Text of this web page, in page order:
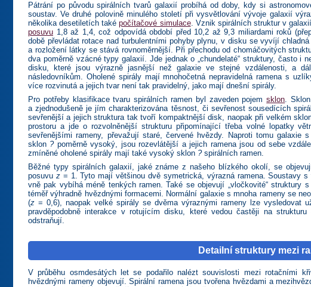
Pátrání po původu spirálních tvarů galaxií probíhá od doby, kdy si
soustav. Ve druhé polovině minulého století při vysvětlování vývoje galaxií
několika desetiletích taképočítačové simulace. Vznik spirálních struktur v
posuvu 1,8 až 1,4, což odpovídá období před 10,2 až 9,3 miliardami roků
době převládat rotace nad turbulentními pohyby plynu, v disku se vyvíjí
a rozložení látky se stává rovnoměrnější. Při přechodu od chomáčovitých
dva poměrně vzácné typy galaxií. Jde jednak o „chundelaté“ struktury, často i
disku, které jsou výrazně jasnější než galaxie ve stejné vzdálenosti, a
následovníkům. Oholené spirály mají mnohočetná nepravidelná ramena s
více rozvinutá a jejich tvar není tak pravidelný, jako mají dnešní spirály.
Pro potřeby klasifikace tvaru spirálních ramen byl zaveden pojemsklon. Sklon
a zjednodušeně je jím charakterizována těsnost, či sevřenost sousedících
sevřenější a jejich struktura tak tvoří kompaktnější disk, naopak při velkém
prostoru a jde o rozvolněnější strukturu připomínající třeba volné lopatky
sevřenějšími rameny, převažují staré, červené hvězdy. Naproti tomu galaxie
sklon ?poměrně vysoký, jsou rozevlátější a jejich ramena jsou od sebe
zmíněné oholené spirály mají také vysoký sklon ?spirálních ramen.
Běžné typy spirálních galaxií, jaké známe z našeho blízkého okolí, se
posuvu z= 1. Tyto mají většinou dvě symetrická, výrazná ramena. Soustavy
vně pak vybíhá méně tenkých ramen. Také se objevují „vločkovité“ struktury
téměř výhradně hvězdnými formacemi. Normální galaxie s mnoha rameny se
(z = 0,6), naopak velké spirály se dvěma výraznými rameny lze vysledovat
pravděpodobně interakce v rotujícím disku, které vedou častěji na
odstraňují.
Detailní struktury mezi
V průběhu osmdesátých let se podařilo nalézt souvislosti mezi rotačními
hvězdnými rameny objevují. Spirální ramena jsou tvořena hvězdami a